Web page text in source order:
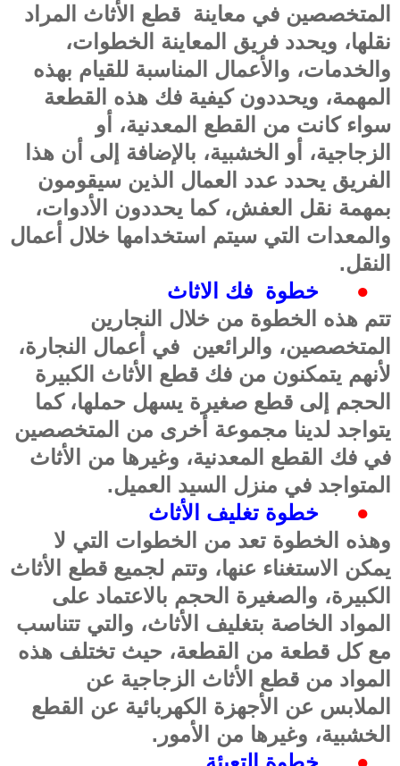
المتخصصين في معاينة قطع الأثاث المراد
نقلها، ويحدد فريق المعاينة الخطوات،
والخدمات، والأعمال المناسبة للقيام بهذه
المهمة، ويحددون كيفية فك هذه القطعة
سواء كانت من القطع المعدنية، أو
الزجاجية، أو الخشبية، بالإضافة إلى أن هذا
الفريق يحدد عدد العمال الذين سيقومون
بمهمة نقل العفش، كما يحددون الأدوات،
والمعدات التي سيتم استخدامها خلال أعمال
النقل.
●
خطوة فك الاثاث
تتم هذه الخطوة من خلال النجارين
المتخصصين، والرائعين في أعمال النجارة،
لأنهم يتمكنون من فك قطع الأثاث الكبيرة
الحجم إلى قطع صغيرة يسهل حملها، كما
يتواجد لدينا مجموعة أخرى من المتخصصين
في فك القطع المعدنية، وغيرها من الأثاث
المتواجد في منزل السيد العميل.
●
خطوة تغليف الأثاث
وهذه الخطوة تعد من الخطوات التي لا
يمكن الاستغناء عنها، وتتم لجميع قطع الأثاث
الكبيرة، والصغيرة الحجم بالاعتماد على
المواد الخاصة بتغليف الأثاث، والتي تتناسب
مع كل قطعة من القطعة، حيث تختلف هذه
المواد من قطع الأثاث الزجاجية عن
الملابس عن الأجهزة الكهربائية عن القطع
الخشبية، وغيرها من الأمور .